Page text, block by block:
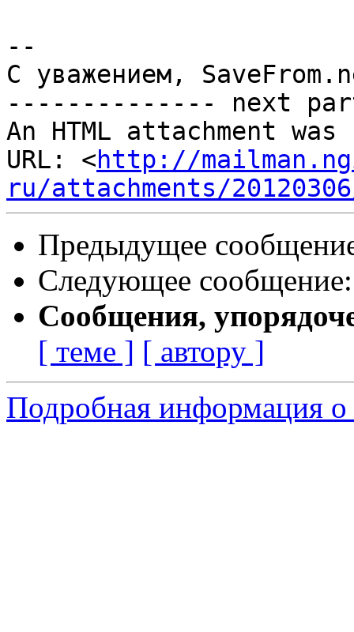
--
С уважением,
-------------- next
An HTML attachment
URL: <http://
ru/attachments/
Предыдущее
Следующее
Сообщения,
[ теме ] [ автору ]
Подробная информация